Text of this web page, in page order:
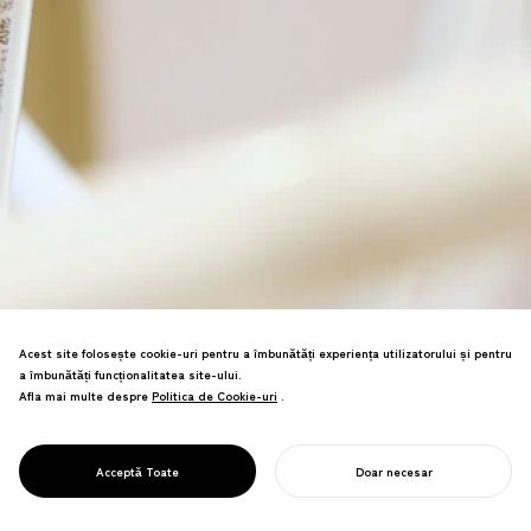
PROJECT
FLUOLESS
reutilizează tuburile fluorescente
demonstrând în același timp noi
posibilități de upcycling.
Acest site folosește cookie-uri pentru a îmbunătăți experiența utilizatorului și pentru
a îmbunătăți funcționalitatea site-ului.
Afla mai multe despre Politica de Cookie-uri
Politica de Cookie-uri .
Acceptă Toate Doar necesar